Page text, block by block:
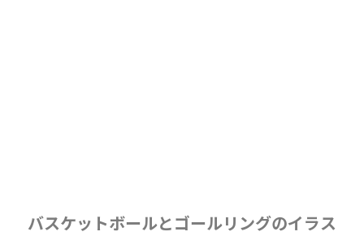
バスケットボールとゴールリングのイラス